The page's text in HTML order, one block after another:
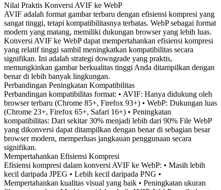
Nilai Praktis Konversi AVIF ke WebP
AVIF adalah format gambar terbaru dengan efisiensi kompresi yang
sangat tinggi, tetapi kompatibilitasnya terbatas. WebP sebagai format
modern yang matang, memiliki dukungan browser yang lebih luas.
Konversi AVIF ke WebP dapat mempertahankan efisiensi kompresi
yang relatif tinggi sambil meningkatkan kompatibilitas secara
signifikan. Ini adalah strategi downgrade yang praktis,
memungkinkan gambar berkualitas tinggi Anda ditampilkan dengan
benar di lebih banyak lingkungan.
Perbandingan Peningkatan Kompatibilitas
Perbandingan kompatibilitas format: • AVIF: Hanya didukung oleh
browser terbaru (Chrome 85+, Firefox 93+) • WebP: Dukungan luas
(Chrome 23+, Firefox 65+, Safari 16+) • Peningkatan
kompatibilitas: Dari sekitar 30% menjadi lebih dari 90% File WebP
yang dikonversi dapat ditampilkan dengan benar di sebagian besar
browser modern, memperluas jangkauan penggunaan secara
signifikan.
Mempertahankan Efisiensi Kompresi
Efisiensi kompresi dalam konversi AVIF ke WebP: • Masih lebih
kecil daripada JPEG • Lebih kecil daripada PNG •
Mempertahankan kualitas visual yang baik • Peningkatan ukuran